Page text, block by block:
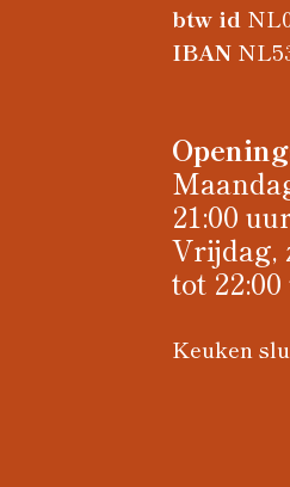
btw id
IBAN
21:00
Vrijdag,
tot
Keuken